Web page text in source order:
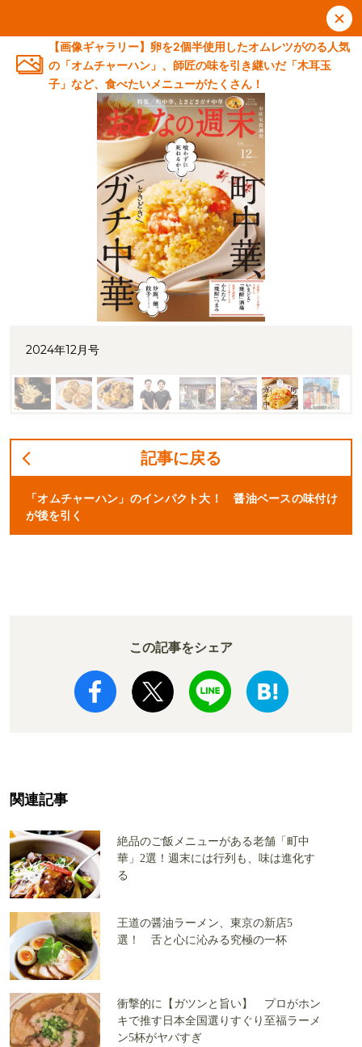
【画像ギャラリー】卵を2個半使用したオムレツがのる人気
の「オムチャーハン」、師匠の味を引き継いだ「木耳玉
子」など、食べたいメニューがたくさん！
2024年12月号
記事に戻る
「オムチャーハン」のインパクト大！ 醤油ベースの味付け
が後を引く
この記事をシェア
関連記事
絶品のご飯メニューがある老舗「町中
華」2選！週末には行列も、味は進化す
る
王道の醤油ラーメン、東京の新店5
選！ 舌と心に沁みる究極の一杯
衝撃的に【ガツンと旨い】 プロがホン
キで推す日本全国選りすぐり至福ラーメ
ン5杯がヤバすぎ